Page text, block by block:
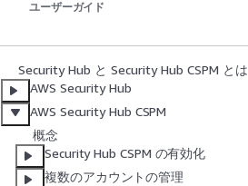
ユーザーガイド
Security Hub と Security Hub CSPM とは
AWS Security Hub
AWS Security Hub CSPM
概念
Security Hub CSPM の有効化
複数のアカウントの管理